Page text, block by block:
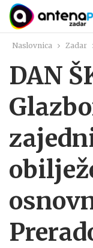
Naslovnica Zadar
DAN